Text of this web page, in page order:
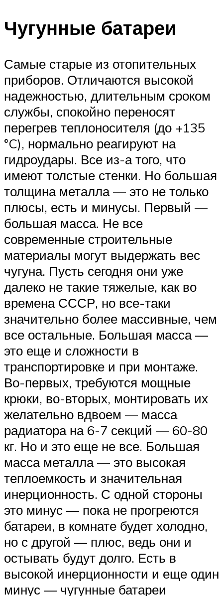
Чугунные батареи
Самые старые из отопительных
приборов. Отличаются высокой
надежностью, длительным сроком
службы, спокойно переносят
перегрев теплоносителя (до +135
°C), нормально реагируют на
гидроудары. Все из-а того, что
имеют толстые стенки. Но большая
толщина металла — это не только
плюсы, есть и минусы. Первый —
большая масса. Не все
современные строительные
материалы могут выдержать вес
чугуна. Пусть сегодня они уже
далеко не такие тяжелые, как во
времена СССР, но все-таки
значительно более массивные, чем
все остальные. Большая масса —
это еще и сложности в
транспортировке и при монтаже.
Во-первых, требуются мощные
крюки, во-вторых, монтировать их
желательно вдвоем — масса
радиатора на 6-7 секций — 60-80
кг. Но и это еще не все. Большая
масса металла — это высокая
теплоемкость и значительная
инерционность. С одной стороны
это минус — пока не прогреются
батареи, в комнате будет холодно,
но с другой — плюс, ведь они и
остывать будут долго. Есть в
высокой инерционности и еще один
минус — чугунные батареи